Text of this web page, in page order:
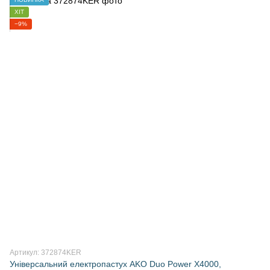
ХІТ
−9%
Артикул: 372874KER
Універсальний електропастух AKO Duo Power X4000,